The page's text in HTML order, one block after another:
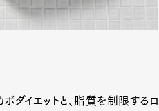
ダイエットと、脂質を制限するロ